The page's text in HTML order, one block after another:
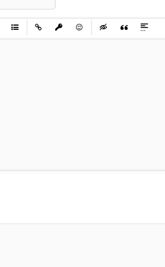
список
Маркированный список
Вставить ссылку
Вставить защищенную
Вставить смайлик
Вставка скрытого
Вставка